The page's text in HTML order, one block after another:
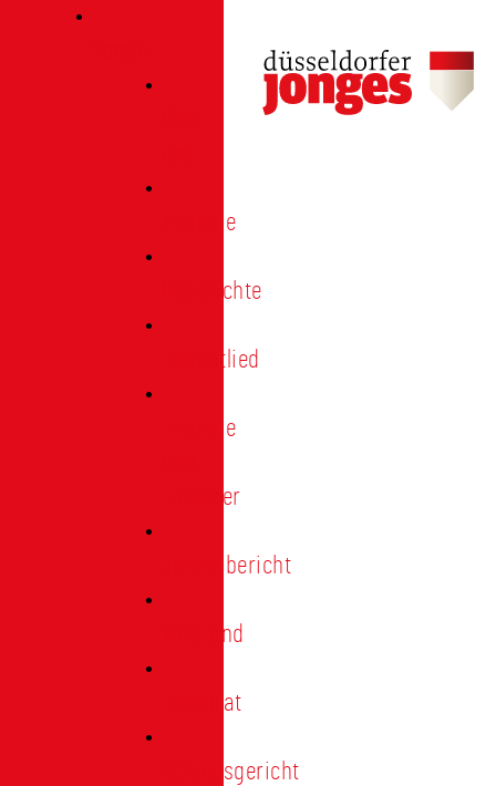
Termine
Geschichte
Heimatlied
Freunde
Förderer
Jahresbericht
Vorstand
Ehrenrat
Schiedsgericht